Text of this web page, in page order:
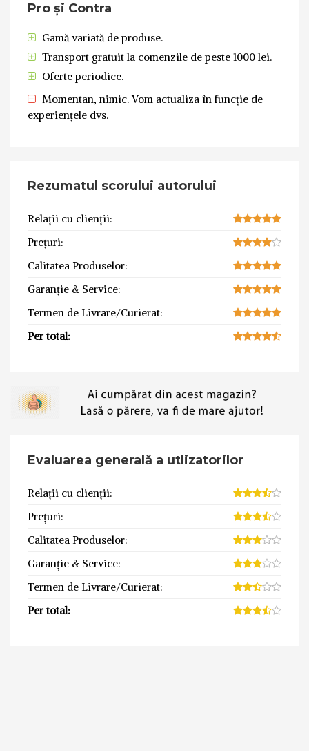
Pro și Contra
Gamă variată de produse.
Transport gratuit la comenzile de peste 1000 lei.
Oferte periodice.
Momentan, nimic. Vom actualiza în funcție de
experiențele dvs.
Rezumatul scorului autorului
Relații cu clienții:
Prețuri:
Calitatea Produselor:
Garanție & Service:
Termen de Livrare/Curierat:
Per total:
Evaluarea generală a utlizatorilor
Relații cu clienții:
Prețuri:
Calitatea Produselor:
Garanție & Service:
Termen de Livrare/Curierat:
Per total: